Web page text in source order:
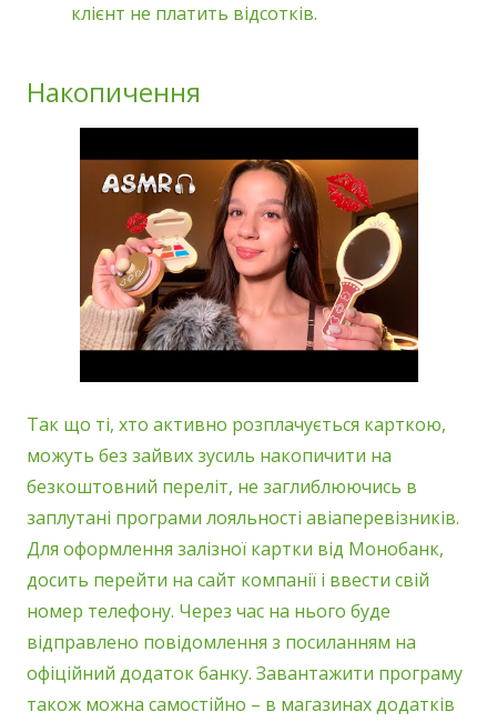
клієнт не платить відсотків.
Накопичення
Так що ті, хто активно розплачується карткою,
можуть без зайвих зусиль накопичити на
безкоштовний переліт, не заглиблюючись в
заплутані програми лояльності авіаперевізників.
Для оформлення залізної картки від Монобанк,
досить перейти на сайт компанії і ввести свій
номер телефону. Через час на нього буде
відправлено повідомлення з посиланням на
офіційний додаток банку. Завантажити програму
також можна самостійно – в магазинах додатків